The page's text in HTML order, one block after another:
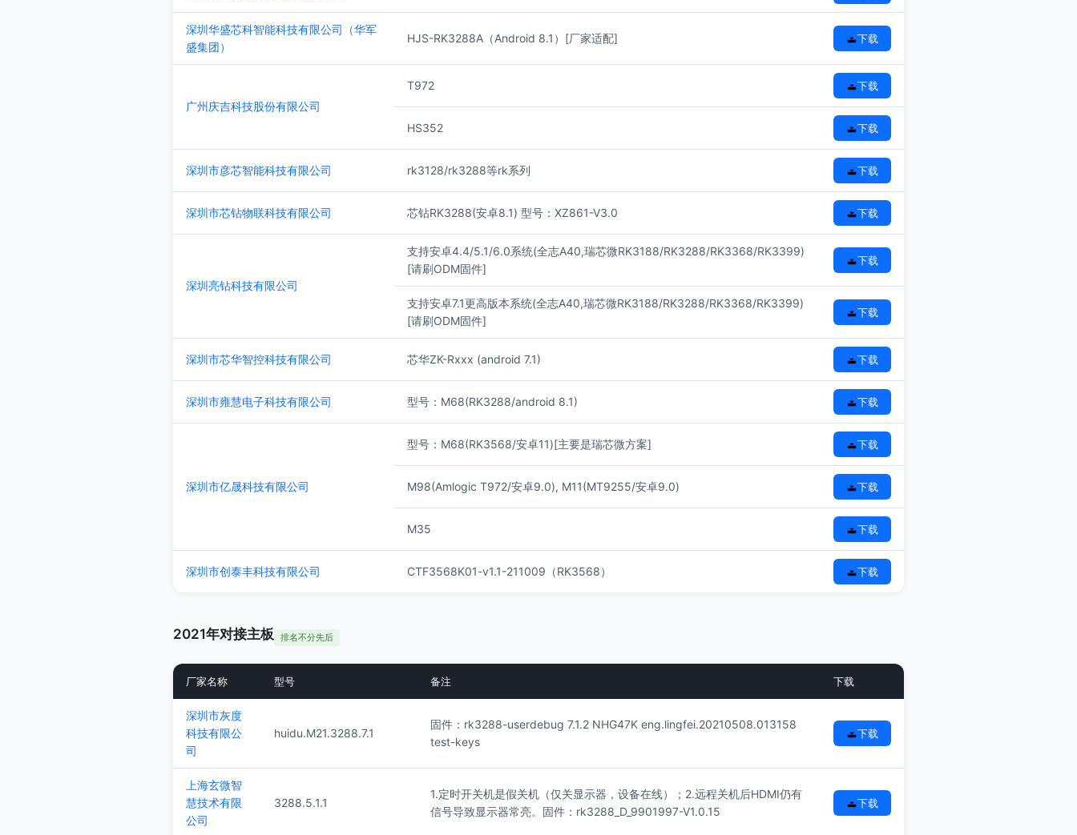
深圳华盛芯科智能科技有限公司（华军
盛集团）
HJS-RK3288A（Android 8.1）[厂家适配] 下载
广州庆吉科技股份有限公司
T972 下载
HS352 下载
深圳市彦芯智能科技有限公司 rk3128/rk3288等rk系列 下载
深圳市芯钻物联科技有限公司 芯钻RK3288(安卓8.1) 型号：XZ861-V3.0 下载
深圳亮钻科技有限公司
支持安卓4.4/5.1/6.0系统(全志A40,瑞芯微RK3188/RK3288/RK3368/RK3399)
[请刷ODM固件]
下载
支持安卓7.1更高版本系统(全志A40,瑞芯微RK3188/RK3288/RK3368/RK3399)
[请刷ODM固件]
下载
深圳市芯华智控科技有限公司 芯华ZK-Rxxx (android 7.1) 下载
深圳市雍慧电子科技有限公司 型号：M68(RK3288/android 8.1) 下载
深圳市亿晟科技有限公司
型号：M68(RK3568/安卓11)[主要是瑞芯微方案] 下载
M98(Amlogic T972/安卓9.0), M11(MT9255/安卓9.0) 下载
M35 下载
深圳市创泰丰科技有限公司 CTF3568K01-v1.1-211009（RK3568） 下载
2021年对接主板 排名不分先后
厂家名称 型号 备注 下载
深圳市灰度
科技有限公
司
huidu.M21.3288.7.1
固件：rk3288-userdebug 7.1.2 NHG47K eng.lingfei.20210508.013158
test-keys
下载
上海玄微智
慧技术有限
公司
3288.5.1.1
1.定时开关机是假关机（仅关显示器，设备在线）；2.远程关机后HDMI仍有
信号导致显示器常亮。固件：rk3288_D_9901997-V1.0.15
下载